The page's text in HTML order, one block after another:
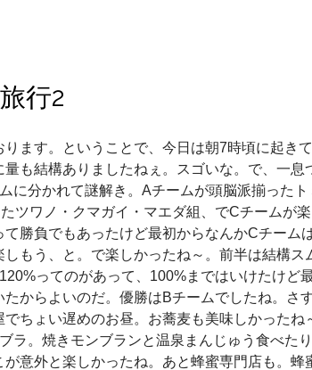
行2
ます。ということで、今日は朝7時頃に起き
も結構ありましたねぇ。スゴいな。で、一息
に分かれて謎解き。Aチームが頭脳派揃ったト
ツワノ・クマガイ・マエダ組、でCチームが楽
勝負でもあったけど最初からなんかCチーム
もう、と。で楽しかったね～。前半は結構ス
ってのがあって、100%まではいけたけど
からよいのだ。優勝はBチームでしたね。さ
ちょい遅めのお昼。お蕎麦も美味しかったね
ラ。焼きモンブランと温泉まんじゅう食べた
意外と楽しかったね。あと蜂蜜専門店も。蜂